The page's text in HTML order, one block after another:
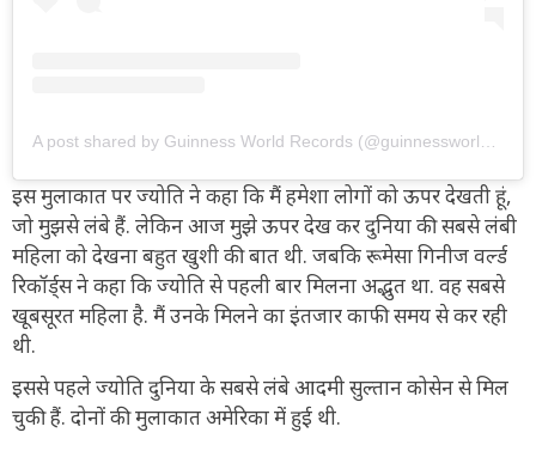
इस मुलाकात पर ज्योति ने कहा कि मैं हमेशा लोगों को ऊपर देखती हूं,
जो मुझसे लंबे हैं. लेकिन आज मुझे ऊपर देख कर दुनिया की सबसे लंबी
महिला को देखना बहुत खुशी की बात थी. जबकि रूमेसा गिनीज वर्ल्ड
रिकॉर्ड्स ने कहा कि ज्योति से पहली बार मिलना अद्भुत था. वह सबसे
खूबसूरत महिला है. मैं उनके मिलने का इंतजार काफी समय से कर रही
थी.
इससे पहले ज्योति दुनिया के सबसे लंबे आदमी सुल्तान कोसेन से मिल
चुकी हैं. दोनों की मुलाकात अमेरिका में हुई थी.